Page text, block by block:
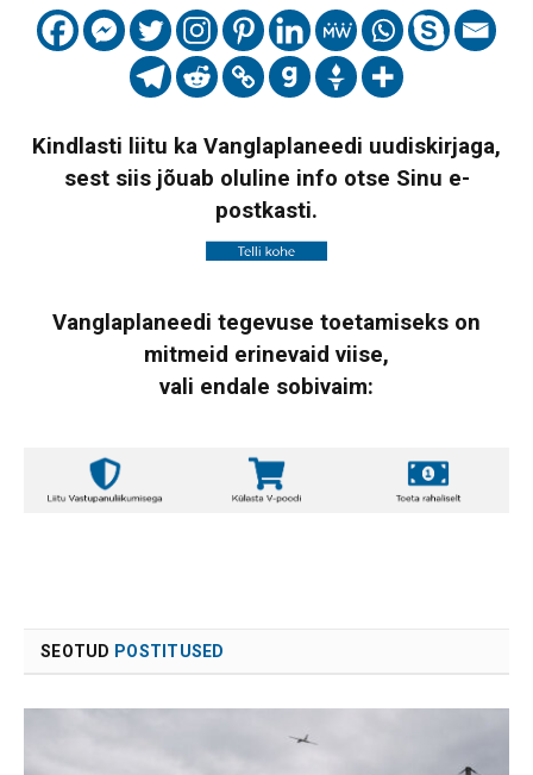
Kindlasti liitu ka Vanglaplaneedi uudiskirjaga,
sest siis jõuab oluline info otse Sinu e-
postkasti.
Vanglaplaneedi tegevuse toetamiseks on
mitmeid erinevaid viise,
vali endale sobivaim:
SEOTUD POSTITUSED